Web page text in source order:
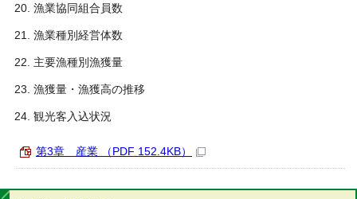
漁業協同組合員数
漁業種別経営体数
主要漁種別漁獲量
漁獲量・漁獲高の推移
観光客入込状況
第3章 産業 （PDF 152.4KB）